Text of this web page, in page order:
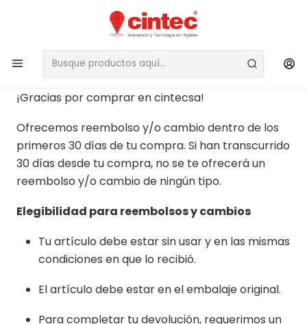
Política de reembolso
¡Gracias por comprar en cintecsa!
Ofrecemos reembolso y/o cambio dentro de los
primeros 30 días de tu compra. Si han transcurrido
30 días desde tu compra, no se te ofrecerá un
reembolso y/o cambio de ningún tipo.
Elegibilidad para reembolsos y cambios
Tu artículo debe estar sin usar y en las mismas
condiciones en que lo recibió.
El artículo debe estar en el embalaje original.
Para completar tu devolución, requerimos un